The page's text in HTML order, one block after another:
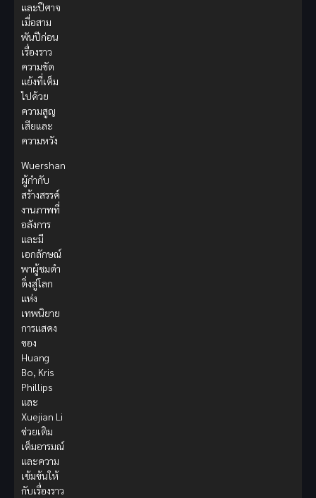
และปีศาจ
เมื่อสาม
พันปีก่อน
เรื่องราว
ความขัด
แย้งที่เต็ม
ไปด้วย
ความสูญ
เสียและ
ความหวัง
Wuershan
ผู้กำกับ
สร้างสรรค์
งานภาพที่
อลังการ
และมี
เอกลักษณ์
พาผู้ชมดำ
ดิ่งสู่โลก
แห่ง
เทพนิยาย
การแสดง
ของ
Huang
Bo, Kris
Phillips
และ
Xuejian Li
ช่วยเติม
เต็มอารมณ์
และความ
เข้มข้นให้
กับเรื่องราว